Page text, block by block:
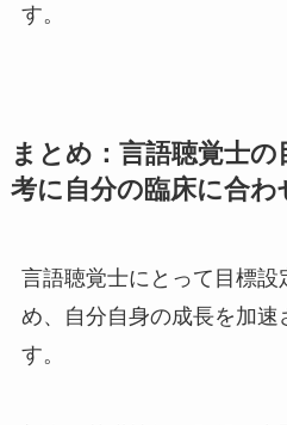
す。
まとめ：言語聴覚士
考に自分の臨床に合わ
言語聴覚士にとって目標設
め、自分自身の成長を加速
す。